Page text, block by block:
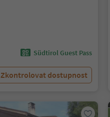
Südtirol Guest Pass
Zkontrolovat dostupnost